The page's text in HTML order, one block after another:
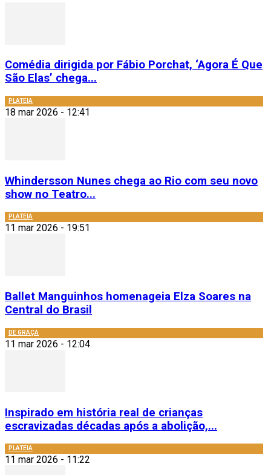
Comédia dirigida por Fábio Porchat, ‘Agora É Que
São Elas’ chega...
PLATEIA
18 mar 2026 - 12:41
Whindersson Nunes chega ao Rio com seu novo
show no Teatro...
PLATEIA
11 mar 2026 - 19:51
Ballet Manguinhos homenageia Elza Soares na
Central do Brasil
DE GRAÇA
11 mar 2026 - 12:04
Inspirado em história real de crianças
escravizadas décadas após a abolição,...
PLATEIA
11 mar 2026 - 11:22